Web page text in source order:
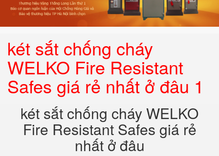
két sắt chống cháy
WELKO Fire Resistant
Safes giá rẻ nhất ở đâu 1
két sắt chống cháy WELKO
Fire Resistant Safes giá rẻ
nhất ở đâu